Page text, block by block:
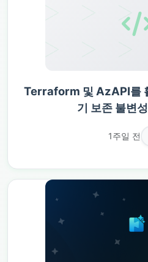
Terraform 및 AzAPI를
기 보존 불변
1주일 전